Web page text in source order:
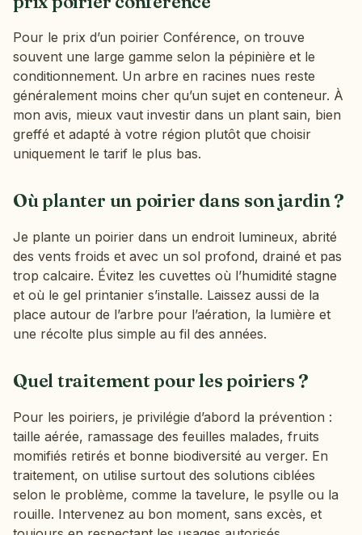
Pour le prix d’un poirier Conférence, on trouve
souvent une large gamme selon la pépinière et le
conditionnement. Un arbre en racines nues reste
généralement moins cher qu’un sujet en conteneur. À
mon avis, mieux vaut investir dans un plant sain, bien
greffé et adapté à votre région plutôt que choisir
uniquement le tarif le plus bas.
Où planter un poirier dans son jardin ?
Je plante un poirier dans un endroit lumineux, abrité
des vents froids et avec un sol profond, drainé et pas
trop calcaire. Évitez les cuvettes où l’humidité stagne
et où le gel printanier s’installe. Laissez aussi de la
place autour de l’arbre pour l’aération, la lumière et
une récolte plus simple au fil des années.
Quel traitement pour les poiriers ?
Pour les poiriers, je privilégie d’abord la prévention :
taille aérée, ramassage des feuilles malades, fruits
momifiés retirés et bonne biodiversité au verger. En
traitement, on utilise surtout des solutions ciblées
selon le problème, comme la tavelure, le psylle ou la
rouille. Intervenez au bon moment, sans excès, et